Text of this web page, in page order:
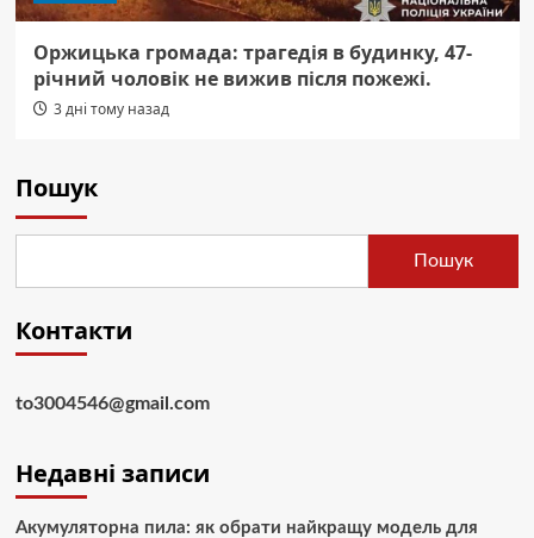
Оржицька громада: трагедія в будинку, 47-
річний чоловік не вижив після пожежі.
3 дні тому назад
Пошук
Пошук
Контакти
to3004546@gmail.com
Недавні записи
Акумуляторна пила: як обрати найкращу модель для